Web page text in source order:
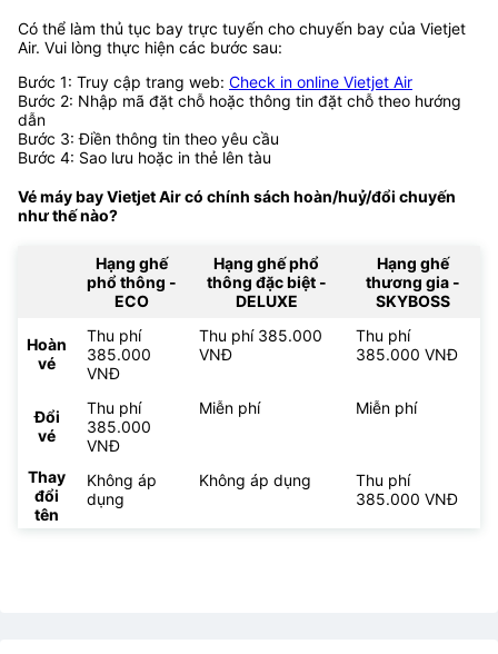
Có thể làm thủ tục bay trực tuyến cho chuyến bay của Vietjet
Air. Vui lòng thực hiện các bước sau:
Bước 1: Truy cập trang web: Check in online Vietjet Air
Bước 2: Nhập mã đặt chỗ hoặc thông tin đặt chỗ theo hướng
dẫn
Bước 3: Điền thông tin theo yêu cầu
Bước 4: Sao lưu hoặc in thẻ lên tàu
Vé máy bay Vietjet Air có chính sách hoàn/huỷ/đổi chuyến
như thế nào?
Hạng ghế
phổ thông -
ECO
Hạng ghế phổ
thông đặc biệt -
DELUXE
Hạng ghế
thương gia -
SKYBOSS
Hoàn
vé
Thu phí
385.000
VNĐ
Thu phí 385.000
VNĐ
Thu phí
385.000 VNĐ
Đổi
vé
Thu phí
385.000
VNĐ
Miễn phí Miễn phí
Thay
đổi
tên
Không áp
dụng
Không áp dụng
Thu phí
385.000 VNĐ